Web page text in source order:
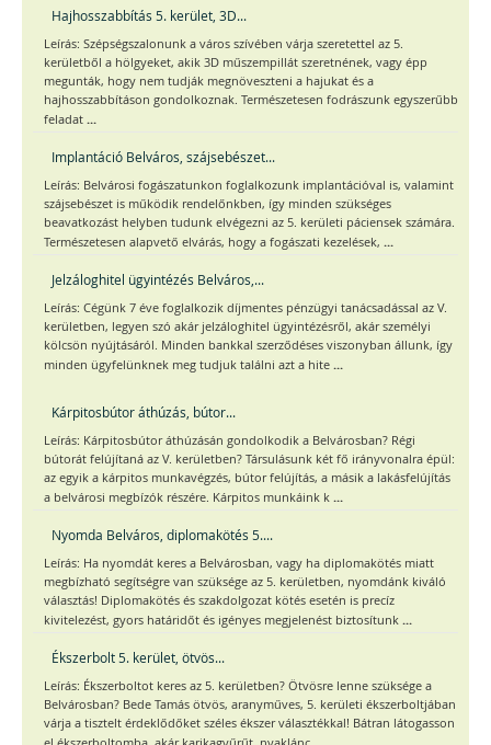
Hajhosszabbítás 5. kerület, 3D...
Leírás: Szépségszalonunk a város szívében várja szeretettel az 5.
kerületből a hölgyeket, akik 3D műszempillát szeretnének, vagy épp
megunták, hogy nem tudják megnöveszteni a hajukat és a
hajhosszabbításon gondolkoznak. Természetesen fodrászunk egyszerűbb
feladat ...
Implantáció Belváros, szájsebészet...
Leírás: Belvárosi fogászatunkon foglalkozunk implantációval is, valamint
szájsebészet is működik rendelőnkben, így minden szükséges
beavatkozást helyben tudunk elvégezni az 5. kerületi páciensek számára.
Természetesen alapvető elvárás, hogy a fogászati kezelések, ...
Jelzáloghitel ügyintézés Belváros,...
Leírás: Cégünk 7 éve foglalkozik díjmentes pénzügyi tanácsadással az V.
kerületben, legyen szó akár jelzáloghitel ügyintézésről, akár személyi
kölcsön nyújtásáról. Minden bankkal szerződéses viszonyban állunk, így
minden ügyfelünknek meg tudjuk találni azt a hite ...
Kárpitosbútor áthúzás, bútor...
Leírás: Kárpitosbútor áthúzásán gondolkodik a Belvárosban? Régi
bútorát felújítaná az V. kerületben? Társulásunk két fő irányvonalra épül:
az egyik a kárpitos munkavégzés, bútor felújítás, a másik a lakásfelújítás
a belvárosi megbízók részére. Kárpitos munkáink k ...
Nyomda Belváros, diplomakötés 5....
Leírás: Ha nyomdát keres a Belvárosban, vagy ha diplomakötés miatt
megbízható segítségre van szüksége az 5. kerületben, nyomdánk kiváló
választás! Diplomakötés és szakdolgozat kötés esetén is precíz
kivitelezést, gyors határidőt és igényes megjelenést biztosítunk ...
Ékszerbolt 5. kerület, ötvös...
Leírás: Ékszerboltot keres az 5. kerületben? Ötvösre lenne szüksége a
Belvárosban? Bede Tamás ötvös, aranyműves, 5. kerületi ékszerboltjában
várja a tisztelt érdeklődőket széles ékszer választékkal! Bátran látogasson